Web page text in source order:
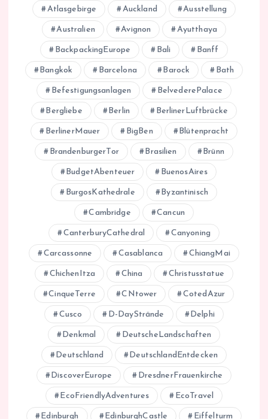
Atlasgebirge Auckland Ausstellung
Australien Avignon Ayutthaya
BackpackingEurope Bali Banff
Bangkok Barcelona Barock Bath
Befestigungsanlagen BelvederePalace
Bergliebe Berlin BerlinerLuftbrücke
BerlinerMauer BigBen Blütenpracht
BrandenburgerTor Brasilien Brünn
BudgetAbenteuer BuenosAires
BurgosKathedrale Byzantinisch
Cambridge Cancun
CanterburyCathedral Canyoning
Carcassonne Casablanca ChiangMai
ChichenItza China Christusstatue
CinqueTerre CNtower CotedAzur
Cusco D-DayStrände Delphi
Denkmal DeutscheLandschaften
Deutschland DeutschlandEntdecken
DiscoverEurope DresdnerFrauenkirche
EcoFriendlyAdventures EcoTravel
Edinburgh EdinburghCastle Eiffelturm